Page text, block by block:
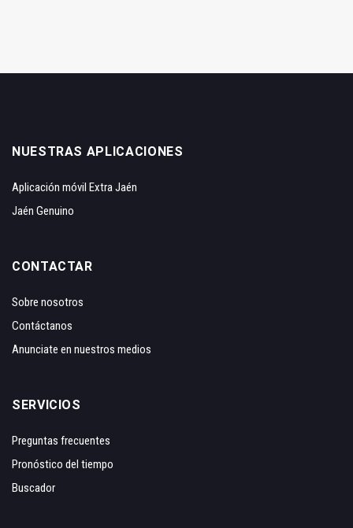
NUESTRAS APLICACIONES
Aplicación móvil Extra Jaén
Jaén Genuino
CONTACTAR
Sobre nosotros
Contáctanos
Anunciate en nuestros medios
SERVICIOS
Preguntas frecuentes
Pronóstico del tiempo
Buscador